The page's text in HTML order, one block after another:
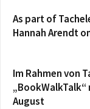
As part of
Hannah Arendt
Im Rahmen von
„BookWalkTalk“
August